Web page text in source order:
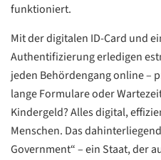
funktioniert.
Mit der digitalen ID-Card und
Authentifizierung erledigen
jeden Behördengang online –
lange Formulare oder
Kindergeld? Alles digital,
Menschen. Das
Government“ – ein Staat, der